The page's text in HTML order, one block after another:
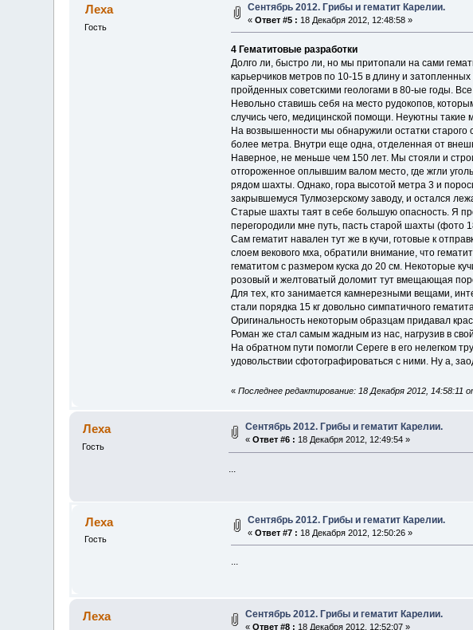
Леха
Гость
Сентябрь 2012. Грибы и гематит Карелии.
«Ответ #5 : 18 Декабря 2012, 12:48:58 »
4 Гематитовые разработки
Долго ли, быстро ли, но мы притопали на сами
карьерчиков метров по 10-15 в длину и
пройденных советскими геологами в 80-ые годы.
Невольно ставишь себя на место рудокопов,
случись чего, медицинской помощи. Неуютны
На возвышенности мы обнаружили остатки
более метра. Внутри еще одна, отделенная от
Наверное, не меньше чем 150 лет. Мы стояли и
отгороженное оплывшим валом место, где жгли
рядом шахты. Однако, гора высотой метра 3 и
закрывшемуся Тулмозерскому заводу, и остался
Старые шахты таят в себе большую опасность. Я
перегородили мне путь, пасть старой шахты (фото
Сам гематит навален тут же в кучи, готовые к
слоем векового мха, обратили внимание, что
гематитом с размером куска до 20 см. Некоторые
розовый и желтоватый доломит тут вмещающая
Для тех, кто занимается камнерезными вещами,
стали порядка 15 кг довольно симпатичного
Оригинальность некоторым образцам придавал
Роман же стал самым жадным из нас, нагрузив в
На обратном пути помогли Сереге в его нелегком
удовольствии сфотографироваться с ними. Ну а,
« Последнее редактирование: 18 Декабря 2012, 14:58:11
Леха
Гость
Сентябрь 2012. Грибы и гематит Карелии.
«Ответ #6 : 18 Декабря 2012, 12:49:54 »
...
Леха
Гость
Сентябрь 2012. Грибы и гематит Карелии.
«Ответ #7 : 18 Декабря 2012, 12:50:26 »
...
Леха Сентябрь 2012. Грибы и гематит Карелии.
«Ответ #8 : 18 Декабря 2012, 12:52:07 »